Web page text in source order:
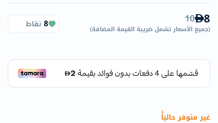
8
10
(جميع الأسعار تشمل ضريبة القيمة المضافة)
8 نقاط
غير متوفر حالياًً